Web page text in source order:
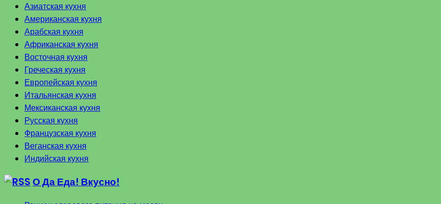
Азиатская кухня
Американская кухня
Арабская кухня
Африканская кухня
Восточная кухня
Греческая кухня
Европейская кухня
Итальянская кухня
Мексиканская кухня
Русская кухня
Французская кухня
Веганская кухня
Индийская кухня
О Да Еда! Вкусно!